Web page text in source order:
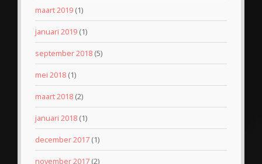
maart 2019 (1)
januari 2019 (1)
september 2018 (5)
mei 2018 (1)
maart 2018 (2)
januari 2018 (1)
december 2017 (1)
november 2017 (2)